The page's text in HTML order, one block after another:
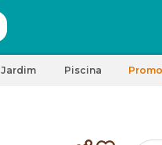
Jardim Piscina